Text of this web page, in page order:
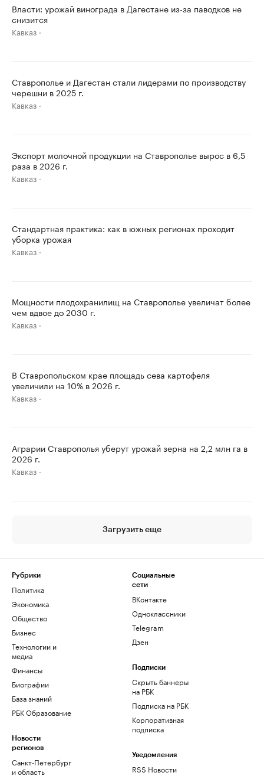
Власти: урожай винограда в Дагестане из-за паводков не
снизится
Кавказ
Ставрополье и Дагестан стали лидерами по производству
черешни в 2025 г.
Кавказ
Экспорт молочной продукции на Ставрополье вырос в 6,5
раза в 2026 г.
Кавказ
Стандартная практика: как в южных регионах проходит
уборка урожая
Кавказ
Мощности плодохранилищ на Ставрополье увеличат более
чем вдвое до 2030 г.
Кавказ
В Ставропольском крае площадь сева картофеля
увеличили на 10% в 2026 г.
Кавказ
Аграрии Ставрополья уберут урожай зерна на 2,2 млн га в
2026 г.
Кавказ
Загрузить еще
Рубрики
Политика
Экономика
Общество
Бизнес
Технологии и
медиа
Финансы
Биографии
База знаний
РБК Образование
Новости
регионов
Санкт-Петербург
и область
Социальные
сети
ВКонтакте
Одноклассники
Telegram
Дзен
Подписки
Скрыть баннеры
на РБК
Подписка на РБК
Корпоративная
подписка
Уведомления
RSS Новости